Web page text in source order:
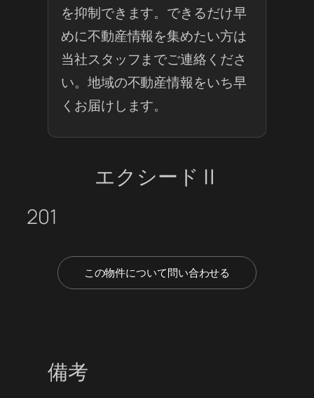
を抑制できます。できるだけ早
めに不動産情報を集めたい方は
当社スタッフまでご連絡くださ
い。地域の不動産情報をいち早
くお届けします。
エクシードⅡ
201
この物件について問い合わせる
備考